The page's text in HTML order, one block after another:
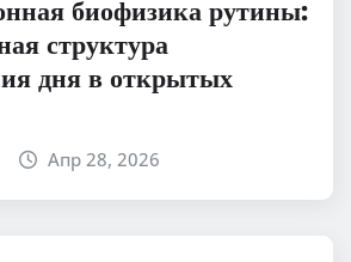
биофизика рутины:
структура
дня в открытых
Апр 28, 2026